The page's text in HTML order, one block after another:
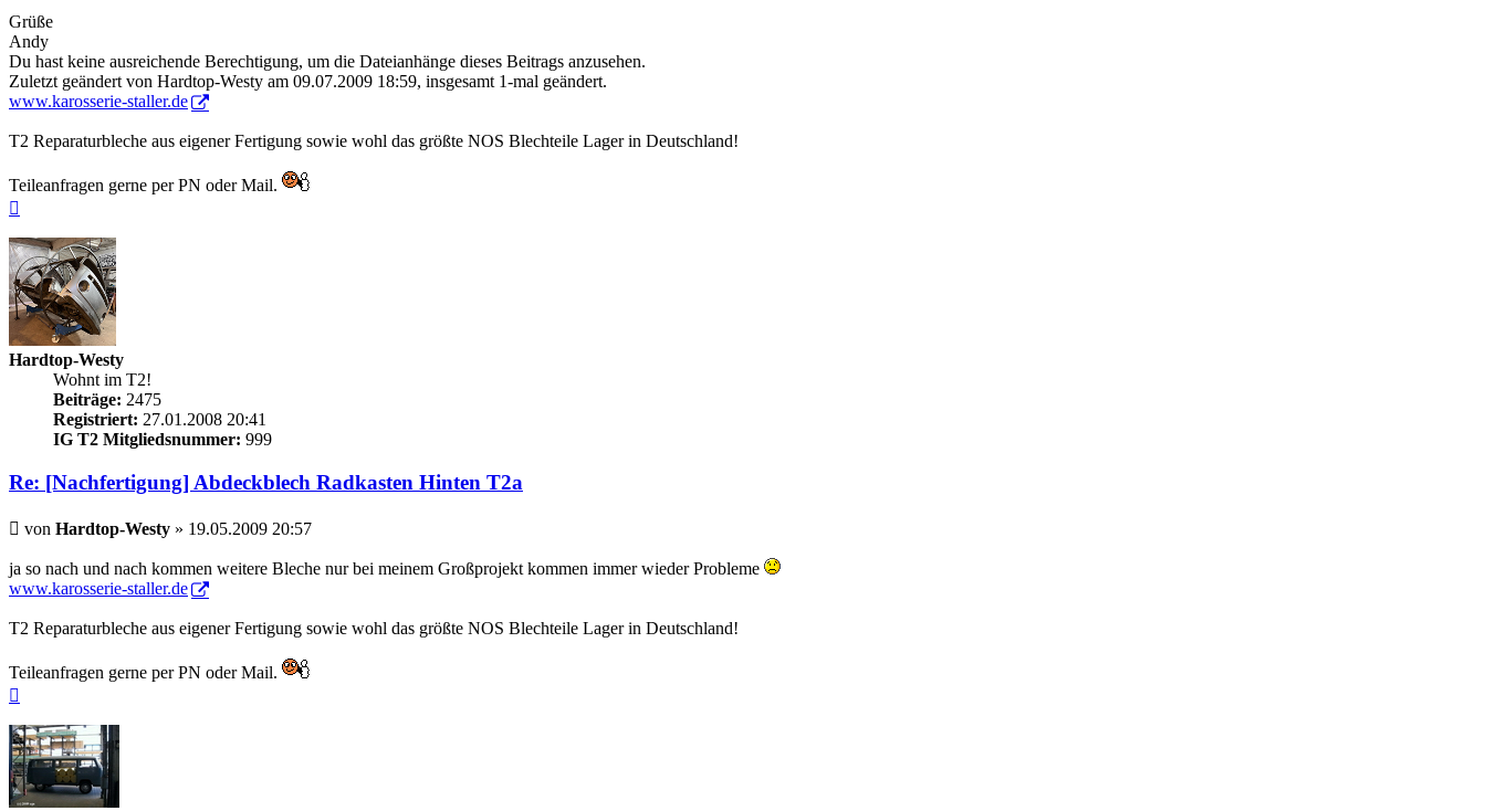
Grüße
Andy
Du hast keine ausreichende Berechtigung, um die Dateianhänge dieses Beitrags anzusehen.
Zuletzt geändert von Hardtop-Westy am 09.07.2009 18:59, insgesamt 1-mal geändert.
www.karosserie-staller.de
T2 Reparaturbleche aus eigener Fertigung sowie wohl das größte NOS Blechteile Lager in Deutschland!
Teileanfragen gerne per PN oder Mail.
Hardtop-Westy
Wohnt im T2!
Beiträge: 2475
Registriert: 27.01.2008 20:41
IG T2 Mitgliedsnummer: 999
Re: [Nachfertigung] Abdeckblech Radkasten Hinten T2a
Beitrag
von Hardtop-Westy » 19.05.2009 20:57
ja so nach und nach kommen weitere Bleche nur bei meinem Großprojekt kommen immer wieder Probleme
www.karosserie-staller.de
T2 Reparaturbleche aus eigener Fertigung sowie wohl das größte NOS Blechteile Lager in Deutschland!
Teileanfragen gerne per PN oder Mail.